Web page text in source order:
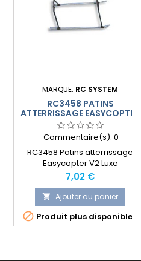
MARQUE: RC SYSTEM
RC3458 PATINS
ATTERRISSAGE EASYCOPTER
V2 LUXE
Commentaire(s): 0
RC3458 Patins atterrissage
Easycopter V2 Luxe
Prix
7,02 €
 Ajouter au panier
 Produit plus disponible